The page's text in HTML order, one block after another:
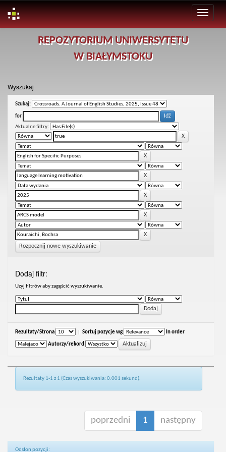
REPOZYTORIUM UNIWERSYTETU
W BIAŁYMSTOKU
Wyszukaj
Szukaj:
for
Aktualne filtry:
Rozpocznij nowe wyszukiwanie
Dodaj filtr:
Uzyj filtrów aby zagęścić wyszukiwanie.
Rezultaty/Strona Sortuj pozycje wg In order
Autorzy/rekord
Rezultaty 1-1 z 1 (Czas wyszukiwania: 0.001 sekund).
poprzedni 1 następny
Odsłon pozycji: